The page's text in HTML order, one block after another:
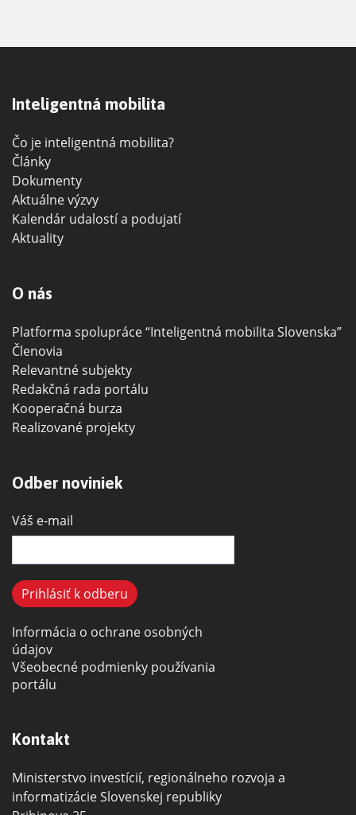
Inteligentná mobilita
Čo je inteligentná mobilita?
Články
Dokumenty
Aktuálne výzvy
Kalendár udalostí a podujatí
Aktuality
O nás
Platforma spolupráce “Inteligentná mobilita Slovenska”
Členovia
Relevantné subjekty
Redakčná rada portálu
Kooperačná burza
Realizované projekty
Odber noviniek
Váš e-mail
Informácia o ochrane osobných
údajov
Všeobecné podmienky používania
portálu
Kontakt
Ministerstvo investícií, regionálneho rozvoja a
informatizácie Slovenskej republiky